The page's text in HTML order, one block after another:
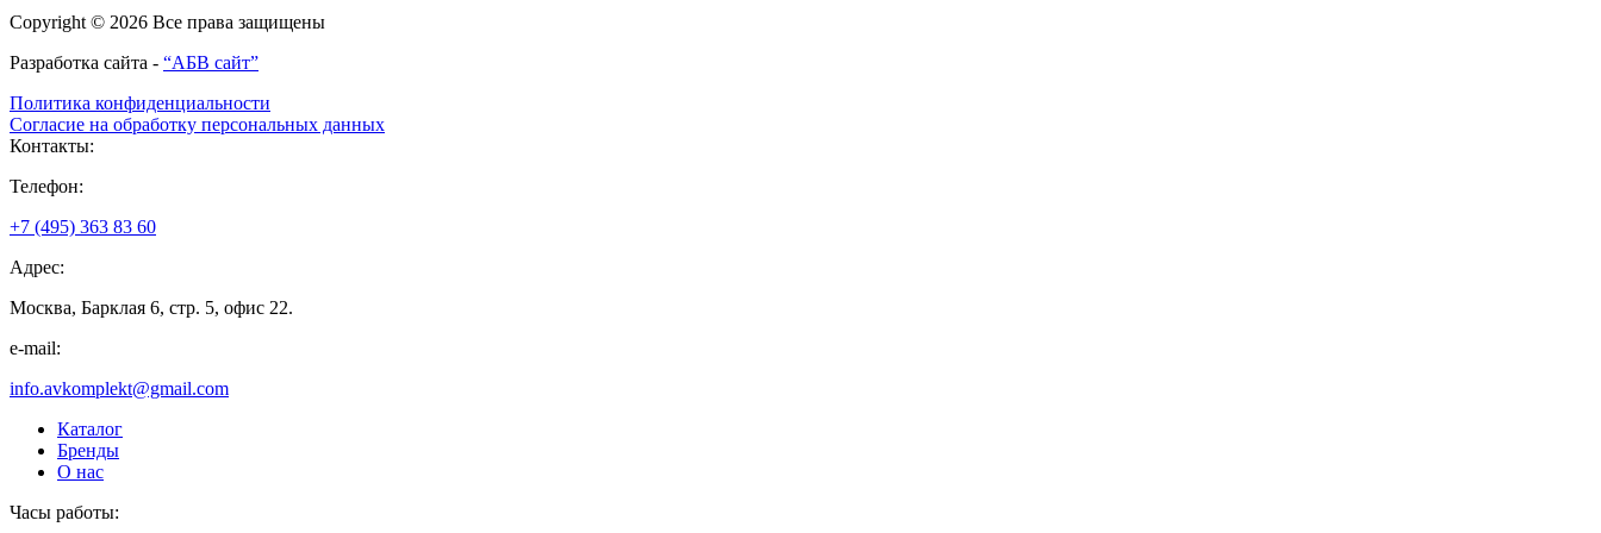
Copyright © 2026 Все права защищены
Разработка сайта - “АБВ сайт”
Политика конфиденциальности
Согласие на обработку персональных данных
Контакты:
Телефон:
+7 (495) 363 83 60
Адрес:
Москва, Барклая 6, стр. 5, офис 22.
e-mail:
info.avkomplekt@gmail.com
Каталог
Бренды
О нас
Часы работы: